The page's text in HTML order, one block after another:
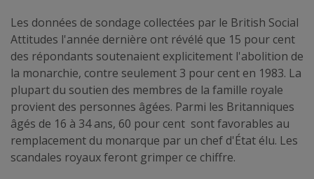
Les données de sondage collectées par le British Social
Attitudes l'année dernière ont révélé que 15 pour cent
des répondants soutenaient explicitement l'abolition de
la monarchie, contre seulement 3 pour cent en 1983. La
plupart du soutien des membres de la famille royale
provient des personnes âgées. Parmi les Britanniques
âgés de 16 à 34 ans, 60 pour cent sont favorables au
remplacement du monarque par un chef d'État élu. Les
scandales royaux feront grimper ce chiffre.